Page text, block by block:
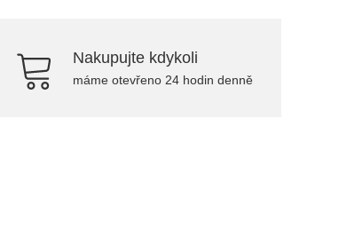
Nakupujte kdykoli
máme otevřeno 24 hodin denně